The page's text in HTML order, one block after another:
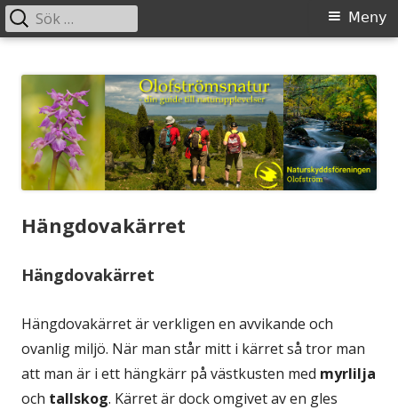
innehåll
Primär
Meny
Sök
efter:
Hängdovakärret
Hängdovakärret
Hängdovakärret är verkligen en avvikande och
ovanlig miljö. När man står mitt i kärret så tror man
att man är i ett hängkärr på västkusten med myrlilja
och tallskog. Kärret är dock omgivet av en gles